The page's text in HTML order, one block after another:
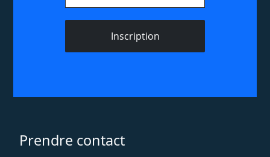
mail
*
Prendre contact